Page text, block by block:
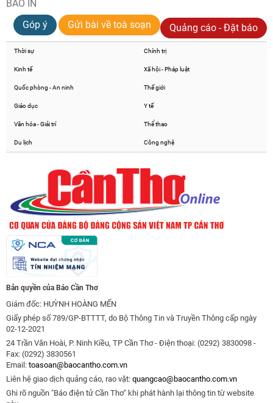
BÁO IN
Góp ý
Gửi bài về toà soạn Quảng cáo - Đặt báo
Thời sự Chính trị
Kinh tế Xã hội - Pháp luật
Quốc phòng - An ninh Thế giới
Giáo dục Y tế
Văn hóa - Giải trí Thể thao
Du lịch Công nghệ
Bản quyền của Báo Cần Thơ
Giám đốc: HUỲNH HOÀNG MẾN
Giấy phép số 789/GP-BTTTT, do Bộ Thông Tin và Truyền Thông cấp ngày
02-12-2021
24 Trần Văn Hoài, P. Ninh Kiều, TP Cần Thơ - Điện thoại: (0292) 3830098 -
Fax: (0292) 3830561
Email: toasoan@baocantho.com.vn
Liên hệ giao dịch quảng cáo, rao vặt: quangcao@baocantho.com.vn
Ghi rõ nguồn "Báo điện tử Cần Thơ" khi phát hành lại thông tin từ website